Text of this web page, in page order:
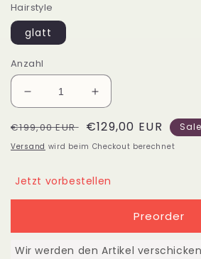
Hairstyle
glatt
Anzahl
Verringere
die
Menge
für
Perücke
10&quot;
14&quot;
16&quot;
Erhöhe
die
Menge
für
Perücke
10&quot;
12&quot;
14&quot;
16&quot;
Normaler
Preis
€199,00 EUR Verkaufspreis
€129,00 EUR Sale
Versand wird beim Checkout berechnet
Jetzt vorbestellen
Preorder
Wir werden den Artikel